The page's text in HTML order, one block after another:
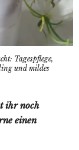
Tagespflege,
und mildes
ihr noch
einen